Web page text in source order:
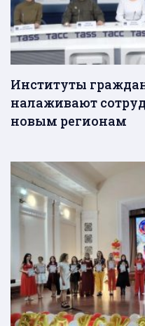
Институты
налаживают
новым регионам